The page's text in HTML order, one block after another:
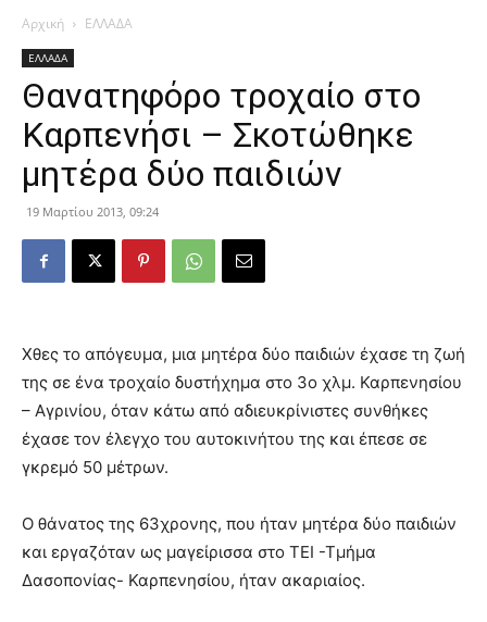
Αρχική ΕΛΛΑΔΑ
ΕΛΛΑΔΑ
Θανατηφόρο τροχαίο στο
Καρπενήσι – Σκοτώθηκε
μητέρα δύο παιδιών
19 Μαρτίου 2013, 09:24
Χθες το απόγευμα, μια μητέρα δύο παιδιών έχασε τη ζωή
της σε ένα τροχαίο δυστήχημα στο 3ο χλμ. Καρπενησίου
– Αγρινίου, όταν κάτω από αδιευκρίνιστες συνθήκες
έχασε τον έλεγχο του αυτοκινήτου της και έπεσε σε
γκρεμό 50 μέτρων.
Ο θάνατος της 63χρονης, που ήταν μητέρα δύο παιδιών
και εργαζόταν ως μαγείρισσα στο ΤΕΙ -Τμήμα
Δασοπονίας- Καρπενησίου, ήταν ακαριαίος.